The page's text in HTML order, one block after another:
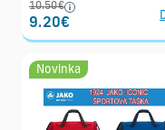
10.50€
9.20€
Novinka